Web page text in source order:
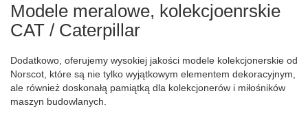
Modele meralowe, kolekcjoenrskie
CAT / Caterpillar
Dodatkowo, oferujemy wysokiej jakości modele kolekcjonerskie od
Norscot, które są nie tylko wyjątkowym elementem dekoracyjnym,
ale również doskonałą pamiątką dla kolekcjonerów i miłośników
maszyn budowlanych.